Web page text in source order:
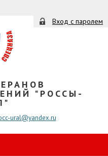
Вход с паролем
"РОССЫ-
ural@yandex.ru